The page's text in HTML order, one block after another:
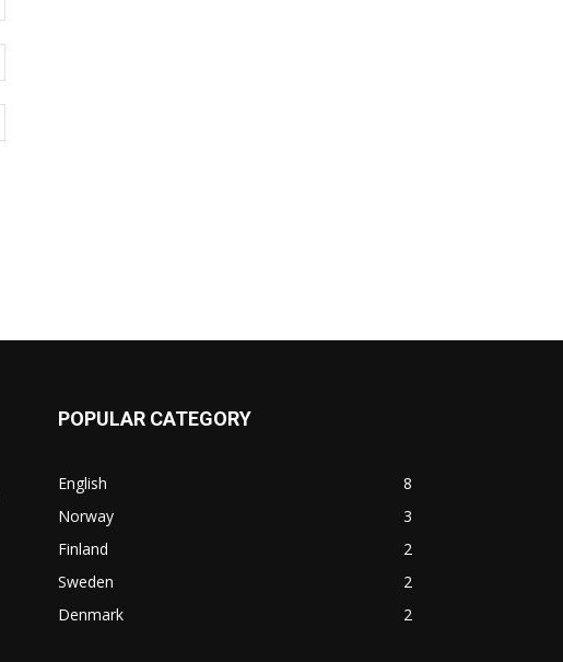
POPULAR CATEGORY
English
8
Norway
3
Finland
2
Sweden
2
Denmark
2